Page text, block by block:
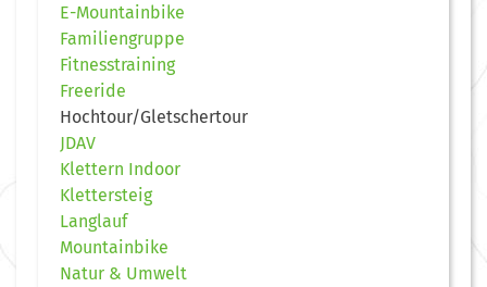
E-Mountainbike
Familiengruppe
Fitnesstraining
Freeride
Hochtour/Gletschertour
JDAV
Klettern Indoor
Klettersteig
Langlauf
Mountainbike
Natur & Umwelt